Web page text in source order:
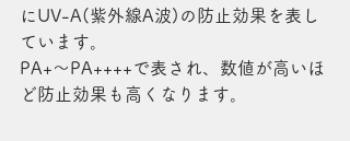
にUV-A(紫外線A波)の防止効果を表し
ています。
PA+～PA++++で表され、数値が高いほ
ど防止効果も高くなります。